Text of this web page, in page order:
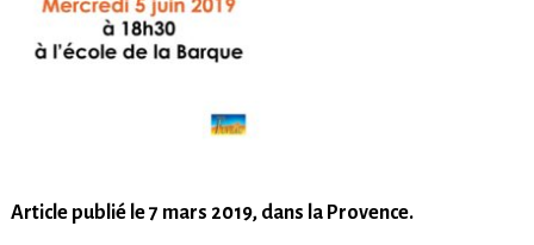
Article publié le 7 mars 2019, dans la Provence.